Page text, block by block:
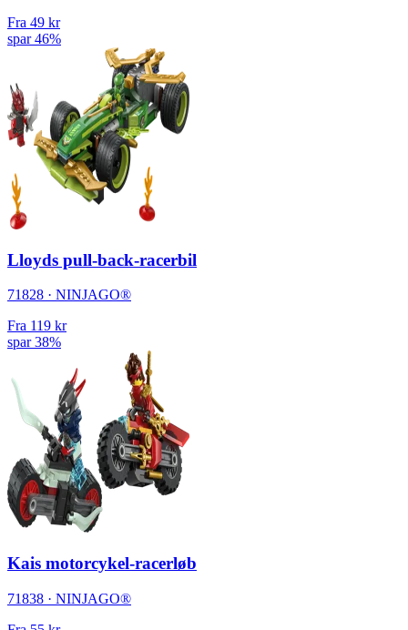
Fra 49 kr
spar 46%
Lloyds pull-back-racerbil
71828 · NINJAGO®
Fra 119 kr
spar 38%
Kais motorcykel-racerløb
71838 · NINJAGO®